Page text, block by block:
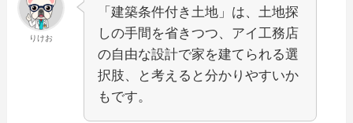
りけお
「建築条件付き土地」は、土地探
しの手間を省きつつ、アイ工務店
の自由な設計で家を建てられる選
択肢、と考えると分かりやすいか
もです。